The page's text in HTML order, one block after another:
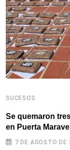
SUCESOS
Se quemaron
en Puerta
7 DE AGOSTO DE